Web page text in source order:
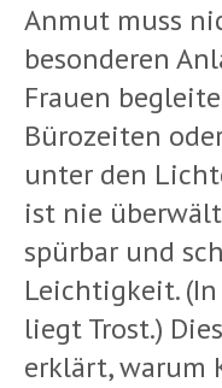
Anmut muss
besonderen
Frauen
Bürozeiten
unter den
ist nie
spürbar und
Leichtigkeit.
liegt Trost.)
erklärt, warum